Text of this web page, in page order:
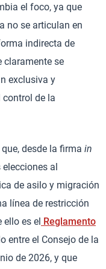
el foco, ya que
no se articulan en
indirecta de
claramente se
exclusiva y
control de la
desde la firma in
elecciones al
de asilo y migración
línea de restricción
ello es el Reglamento
entre el Consejo de la
de 2026, y que